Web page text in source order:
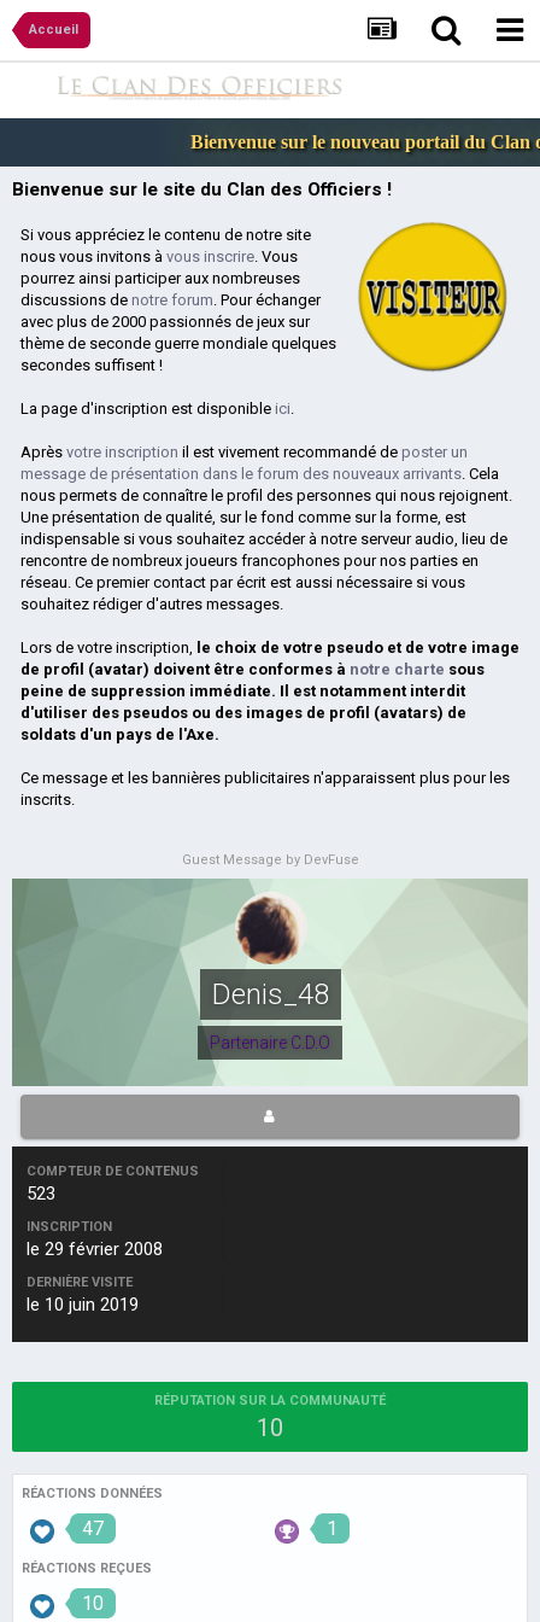
Accueil
Bienvenue sur le nouveau portail du Clan
Bienvenue sur le site du Clan des Officiers !
Si vous appréciez le contenu de notre site
nous vous invitons à vous inscrire. Vous
pourrez ainsi participer aux nombreuses
discussions de notre forum. Pour échanger
avec plus de 2000 passionnés de jeux sur
thème de seconde guerre mondiale quelques
secondes suffisent !
La page d'inscription est disponible ici.
Après votre inscription il est vivement recommandé de poster un
message de présentation dans le forum des nouveaux arrivants. Cela
nous permets de connaître le profil des personnes qui nous rejoignent.
Une présentation de qualité, sur le fond comme sur la forme, est
indispensable si vous souhaitez accéder à notre serveur audio, lieu de
rencontre de nombreux joueurs francophones pour nos parties en
réseau. Ce premier contact par écrit est aussi nécessaire si vous
souhaitez rédiger d'autres messages.
Lors de votre inscription, le choix de votre pseudo et de votre image
de profil (avatar) doivent être conformes à notre charte sous
peine de suppression immédiate. Il est notamment interdit
d'utiliser des pseudos ou des images de profil (avatars) de
soldats d'un pays de l'Axe.
Ce message et les bannières publicitaires n'apparaissent plus pour les
inscrits.
Guest Message by DevFuse
Denis_48
Partenaire C.D.O
COMPTEUR DE CONTENUS
523
INSCRIPTION
le 29 février 2008
DERNIÈRE VISITE
le 10 juin 2019
RÉPUTATION SUR LA COMMUNAUTÉ
10
RÉACTIONS DONNÉES
47 1
RÉACTIONS REÇUES
10